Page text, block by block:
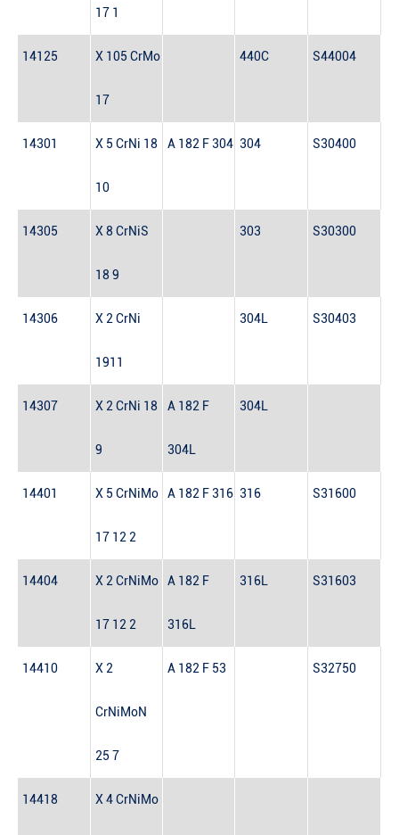
17 1
14125 X 105 CrMo
17
440C S44004
14301 X 5 CrNi 18
10
A 182 F 304 304 S30400
14305 X 8 CrNiS
18 9
303 S30300
14306 X 2 CrNi
1911
304L S30403
14307 X 2 CrNi 18
9
A 182 F
304L
304L
14401 X 5 CrNiMo
17 12 2
A 182 F 316 316 S31600
14404 X 2 CrNiMo
17 12 2
A 182 F
316L
316L S31603
14410 X 2
CrNiMoN
25 7
A 182 F 53 S32750
14418 X 4 CrNiMo